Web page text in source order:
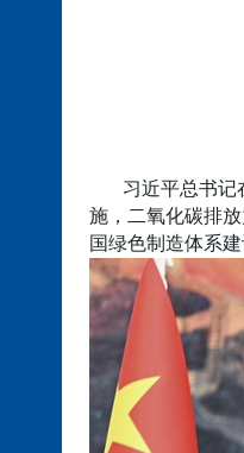
习近平总书记
施，二氧化碳排
国绿色制造体系